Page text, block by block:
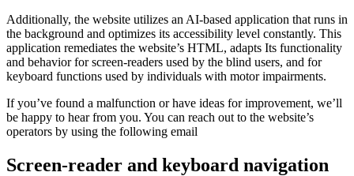
Additionally, the website utilizes an AI-based application that runs in
the background and optimizes its accessibility level constantly. This
application remediates the website’s HTML, adapts Its functionality
and behavior for screen-readers used by the blind users, and for
keyboard functions used by individuals with motor impairments.
If you’ve found a malfunction or have ideas for improvement, we’ll
be happy to hear from you. You can reach out to the website’s
operators by using the following email
Screen-reader and keyboard navigation